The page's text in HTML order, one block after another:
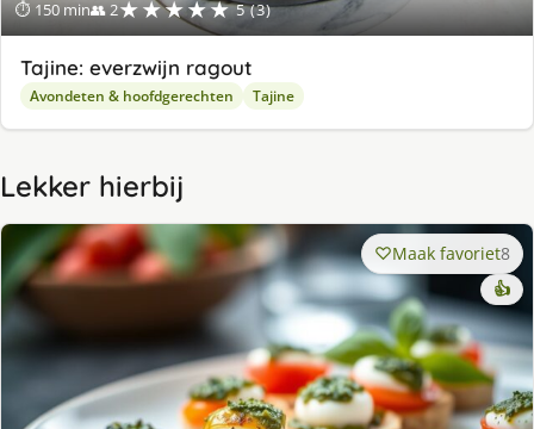
⏱ 150 min👥 2★★★★★ 5 (3)
Tajine: everzwijn ragout
Avondeten & hoofdgerechten Tajine
Lekker hierbij
Maak favoriet8
👍